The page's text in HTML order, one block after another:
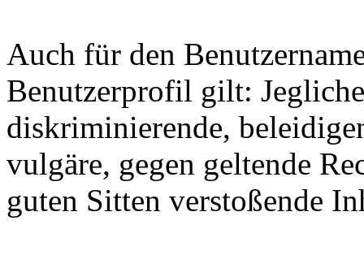
Auch für den
Benutzerprofil gilt:
diskriminierende,
vulgäre, gegen geltende
guten Sitten verstoßende